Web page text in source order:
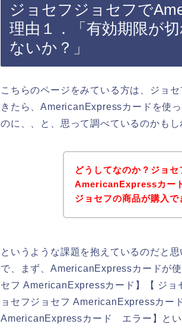
ジョセフジョセフで
理由１．「有効期限が
ないか？」
こちらのページをみている方は、ジョ
きたら、AmericanExpressカードを使
のに、、と、思って調べているのかもし
どうしてなのか？ジョ
AmericanExpressカー
ジョセフの商品が購入で
というような課題を抱えているのだと
で、まず、AmericanExpressカードが
セフ AmericanExpressカード】【 ジ
ョセフジョセフ AmericanExpressカ
AmericanExpressカード エラー】とい